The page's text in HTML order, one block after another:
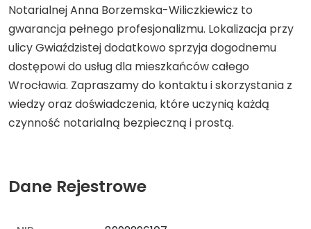
Notarialnej Anna Borzemska-Wiliczkiewicz to
gwarancja pełnego profesjonalizmu. Lokalizacja przy
ulicy Gwiaździstej dodatkowo sprzyja dogodnemu
dostępowi do usług dla mieszkańców całego
Wrocławia. Zapraszamy do kontaktu i skorzystania z
wiedzy oraz doświadczenia, które uczynią każdą
czynność notarialną bezpieczną i prostą.
Dane Rejestrowe